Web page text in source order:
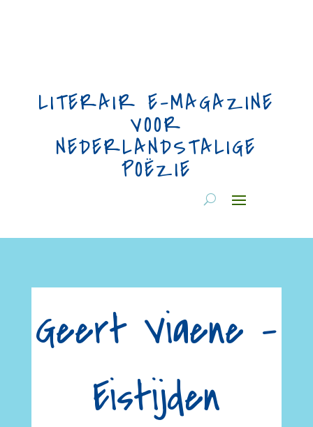
LITERAIR E-MAGAZINE
VOOR
NEDERLANDSTALIGE
POËZIE
Geert Viaene –
Eistijden